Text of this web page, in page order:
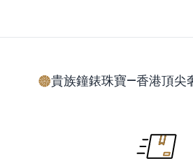
貴族鐘錶珠寶—香港頂尖